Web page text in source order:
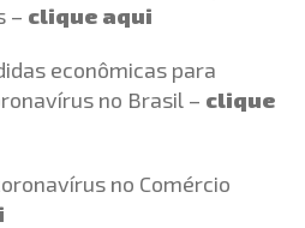
– clique aqui
econômicas para
no Brasil – clique
no Comércio